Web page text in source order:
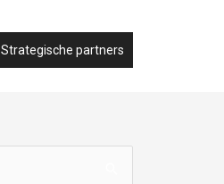
Strategische partners